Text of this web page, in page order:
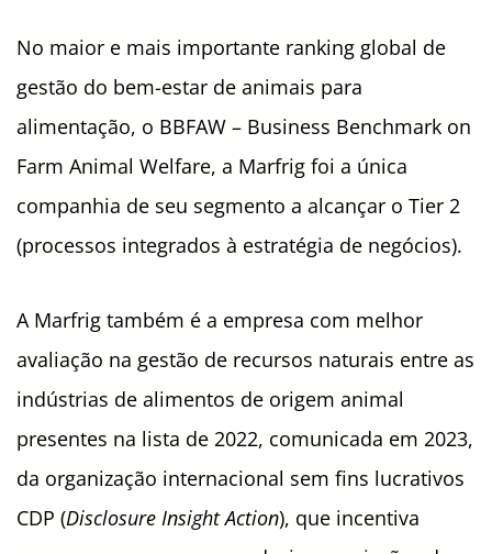
No maior e mais importante ranking global de
gestão do bem-estar de animais para
alimentação, o BBFAW – Business Benchmark on
Farm Animal Welfare, a Marfrig foi a única
companhia de seu segmento a alcançar o Tier 2
(processos integrados à estratégia de negócios).
A Marfrig também é a empresa com melhor
avaliação na gestão de recursos naturais entre as
indústrias de alimentos de origem animal
presentes na lista de 2022, comunicada em 2023,
da organização internacional sem fins lucrativos
CDP (Disclosure Insight Action), que incentiva